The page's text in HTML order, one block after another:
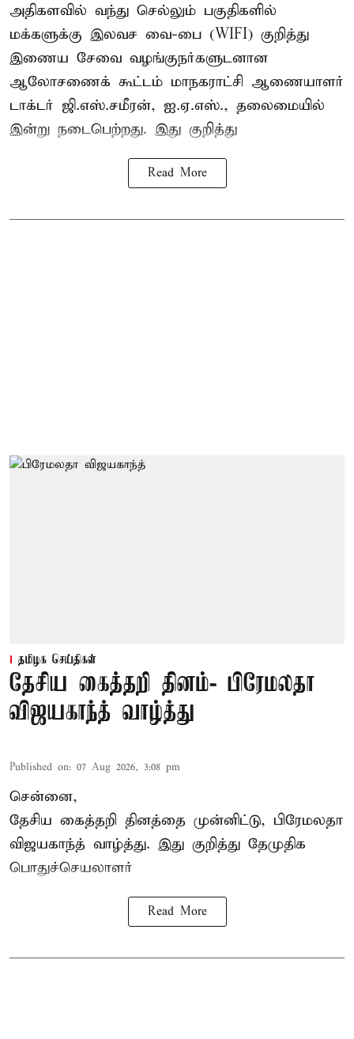
அதிகளவில் வந்து செல்லும் பகுதிகளில்
மக்களுக்கு இலவச வை-பை (WIFI) குறித்து
இணைய சேவை வழங்குநர்களுடனான
ஆலோசணைக் கூட்டம் மாநகராட்சி ஆணையாளர்
டாக்டர் ஜி.எஸ்.சமீரன், ஐ.ஏ.எஸ்., தலைமையில்
இன்று நடைபெற்றது. இது குறித்து
Read More
தமிழக செய்திகள்
தேசிய கைத்தறி தினம்- பிரேமலதா
விஜயகாந்த் வாழ்த்து
Published on: 07 Aug 2026, 3:08 pm
சென்னை,
தேசிய கைத்தறி தினத்தை முன்னிட்டு, பிரேமலதா
விஜயகாந்த் வாழ்த்து. இது குறித்து தேமுதிக
பொதுச்செயலாளர்
Read More